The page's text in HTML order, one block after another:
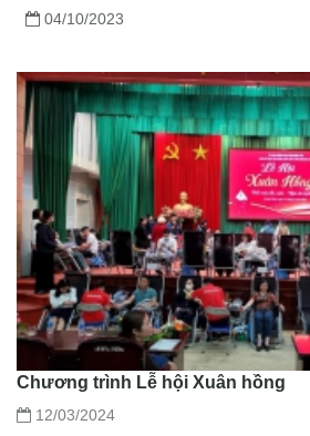
ƯƠNG
04/10/2023
Chương trình Lễ hội Xuân hồng
12/03/2024